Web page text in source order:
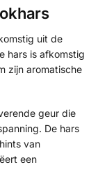
uit de
hars is afkomstig
zijn aromatische
geur die
De hars
van
een